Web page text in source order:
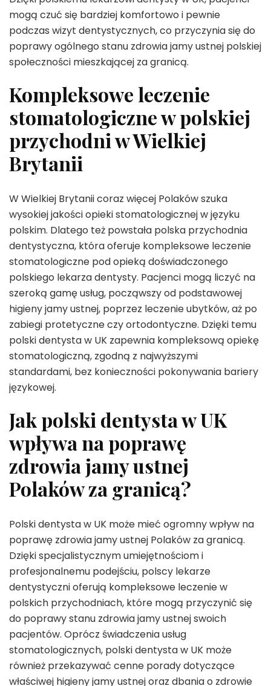
mogą czuć się bardziej komfortowo i pewnie
podczas wizyt dentystycznych, co przyczynia się do
poprawy ogólnego stanu zdrowia jamy ustnej polskiej
społeczności mieszkającej za granicą.
Kompleksowe leczenie
stomatologiczne w polskiej
przychodni w Wielkiej
Brytanii
W Wielkiej Brytanii coraz więcej Polaków szuka
wysokiej jakości opieki stomatologicznej w języku
polskim. Dlatego też powstała polska przychodnia
dentystyczna, która oferuje kompleksowe leczenie
stomatologiczne pod opieką doświadczonego
polskiego lekarza dentysty. Pacjenci mogą liczyć na
szeroką gamę usług, począwszy od podstawowej
higieny jamy ustnej, poprzez leczenie ubytków, aż po
zabiegi protetyczne czy ortodontyczne. Dzięki temu
polski dentysta w UK zapewnia kompleksową opiekę
stomatologiczną, zgodną z najwyższymi
standardami, bez konieczności pokonywania bariery
językowej.
Jak polski dentysta w UK
wpływa na poprawę
zdrowia jamy ustnej
Polaków za granicą?
Polski dentysta w UK może mieć ogromny wpływ na
poprawę zdrowia jamy ustnej Polaków za granicą.
Dzięki specjalistycznym umiejętnościom i
profesjonalnemu podejściu, polscy lekarze
dentystyczni oferują kompleksowe leczenie w
polskich przychodniach, które mogą przyczynić się
do poprawy stanu zdrowia jamy ustnej swoich
pacjentów. Oprócz świadczenia usług
stomatologicznych, polski dentysta w UK może
również przekazywać cenne porady dotyczące
właściwej higieny jamy ustnej oraz dbania o zdrowie